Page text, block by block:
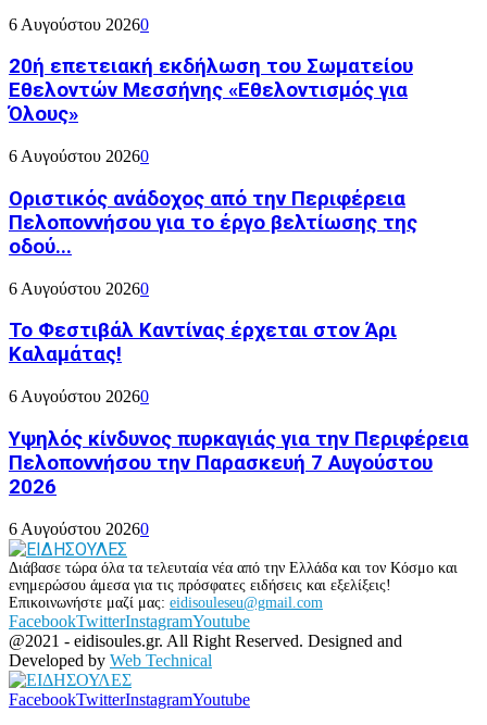
6 Αυγούστου 20260
20ή επετειακή εκδήλωση του Σωματείου
Εθελοντών Μεσσήνης «Εθελοντισμός για
Όλους»
6 Αυγούστου 20260
Οριστικός ανάδοχος από την Περιφέρεια
Πελοποννήσου για το έργο βελτίωσης της
οδού...
6 Αυγούστου 20260
Το Φεστιβάλ Καντίνας έρχεται στον Άρι
Καλαμάτας!
6 Αυγούστου 20260
Υψηλός κίνδυνος πυρκαγιάς για την Περιφέρεια
Πελοποννήσου την Παρασκευή 7 Αυγούστου
2026
6 Αυγούστου 20260
Διάβασε τώρα όλα τα τελευταία νέα από την Ελλάδα και τον Κόσμο και
ενημερώσου άμεσα για τις πρόσφατες ειδήσεις και εξελίξεις!
Επικοινωνήστε μαζί μας: eidisouleseu@gmail.com
FacebookTwitterInstagramYoutube
@2021 - eidisoules.gr. All Right Reserved. Designed and
Developed by Web Technical
FacebookTwitterInstagramYoutube